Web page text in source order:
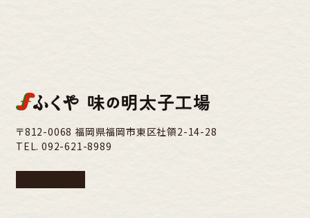
〒812-0068 福岡県福岡市東区社領2-14-28
TEL. 092-621-8989